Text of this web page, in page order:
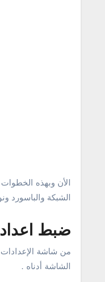
الشبكة والباسورد
ضبط
الشاشة أدناه .